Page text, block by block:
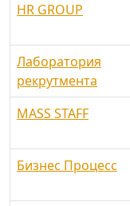
HR GROUP
Лаборатория
рекрутмента
MASS STAFF
Бизнес Процесс